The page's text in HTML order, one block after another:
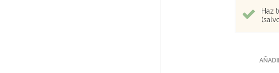
Haz